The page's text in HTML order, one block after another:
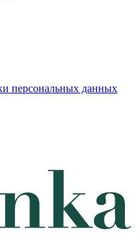
персональных данных